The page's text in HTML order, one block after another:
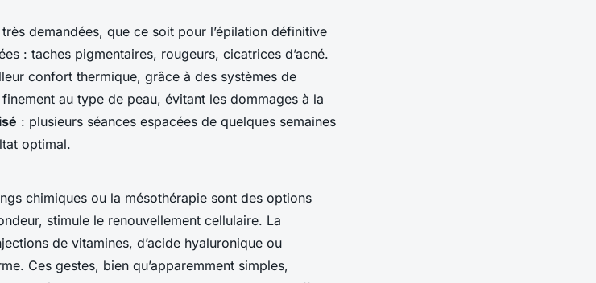
demandées, que ce soit pour l’épilation définitive
: taches pigmentaires, rougeurs, cicatrices d’acné.
confort thermique, grâce à des systèmes de
au type de peau, évitant les dommages à la
: plusieurs séances espacées de quelques semaines
optimal.
chimiques ou la mésothérapie sont des options
stimule le renouvellement cellulaire. La
de vitamines, d’acide hyaluronique ou
Ces gestes, bien qu’apparemment simples,